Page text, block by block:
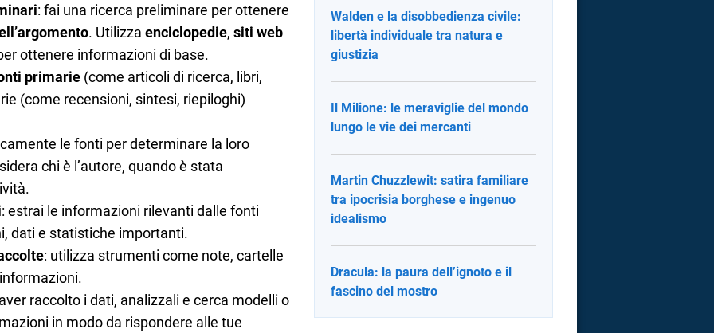
: fai una ricerca preliminare per ottenere
. Utilizza enciclopedie, siti web
ottenere informazioni di base.
primarie(come articoli di ricerca, libri,
(come recensioni, sintesi, riepiloghi)
le fonti per determinare la loro
chi è l’autore, quando è stata
: estrai le informazioni rilevanti dalle fonti
dati e statistiche importanti.
: utilizza strumenti come note, cartelle
raccolto i dati, analizzali e cerca modelli o
in modo da rispondere alle tue
Walden e la disobbedienza civile:
libertà individuale tra natura e
giustizia
Il Milione: le meraviglie del mondo
lungo le vie dei mercanti
Martin Chuzzlewit: satira familiare
tra ipocrisia borghese e ingenuo
idealismo
Dracula: la paura dell’ignoto e il
fascino del mostro